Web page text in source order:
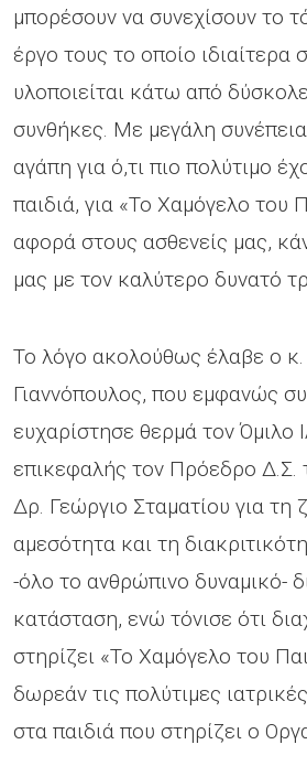
μπορέσουν να συνεχίσουν το
έργο τους το οποίο ιδιαίτερα
υλοποιείται κάτω από
συνθήκες. Με μεγάλη
αγάπη για ό,τι πιο πολύτιμο
παιδιά, για «Το Χαμόγελο του
αφορά στους ασθενείς μας,
μας με τον καλύτερο δυνατό
Το λόγο ακολούθως έλαβε ο
Γιαννόπουλος, που εμφανώς
ευχαρίστησε θερμά τον Όμιλο
επικεφαλής τον Πρόεδρο Δ.Σ.
Δρ. Γεώργιο Σταματίου για τη
αμεσότητα και τη
-όλο το ανθρώπινο δυναμικό-
κατάσταση, ενώ τόνισε ότι
στηρίζει «Το Χαμόγελο του
δωρεάν τις πολύτιμες
στα παιδιά που στηρίζει ο